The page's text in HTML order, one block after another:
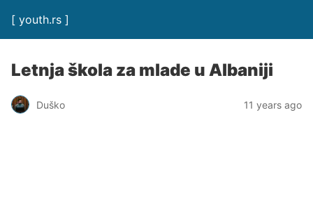
[ youth.rs ]
Letnja škola za mlade u Albaniji
Duško 11 years ago